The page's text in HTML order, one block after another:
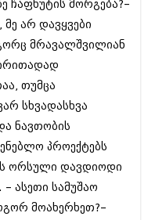
ჩაფხუტის მორგება?–
მე არ დავყვები
მრავალშვილიან
თუმცა
სხვადასხვა
ნავთობის
პროექტებს
ორსული დავდიოდი
ასეთი სამუშაო
მოახერხეთ?–